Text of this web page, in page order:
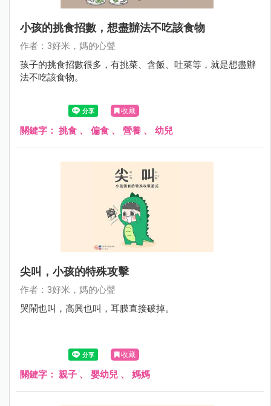
小孩的挑食招數，想盡辦法不吃該食物
作者：3好米，媽的心聲
孩子的挑食招數很多，有挑菜、含飯、吐菜等，就是想盡辦
法不吃該食物。
收藏
關鍵字： 挑食 、 偏食 、 營養 、 幼兒
尖叫，小孩的特殊攻擊
作者：3好米，媽的心聲
哭鬧也叫，高興也叫，耳膜直接破掉。
收藏
關鍵字： 親子 、 嬰幼兒 、 媽媽